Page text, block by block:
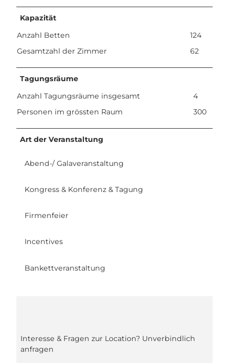
Kapazität
Anzahl Betten
124
Gesamtzahl der Zimmer
62
Tagungsräume
Anzahl Tagungsräume insgesamt
4
Personen im grössten Raum
300
Art der Veranstaltung
Abend-/ Galaveranstaltung
Kongress & Konferenz & Tagung
Firmenfeier
Incentives
Bankettveranstaltung
Interesse & Fragen zur Location? Unverbindlich
anfragen